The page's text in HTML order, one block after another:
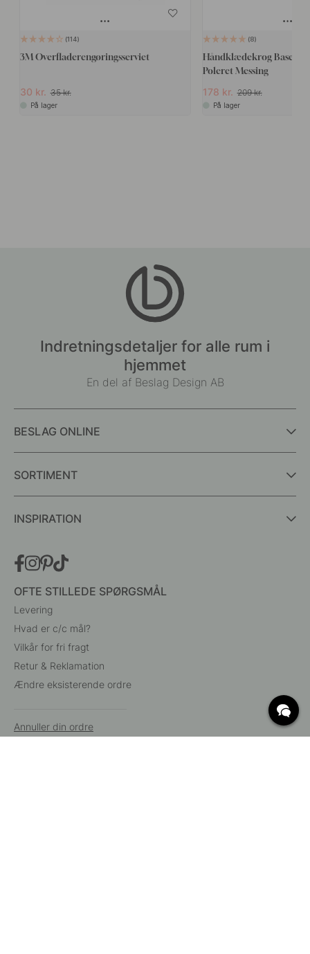
114
3M Overfladerengøringsserviet
30 kr. 35 kr.
På lager
8
Håndklædekrog Base 210
Poleret Messing
178 kr. 209 kr.
På lager
Indretningsdetaljer for alle rum i
hjemmet
En del af Beslag Design AB
BESLAG ONLINE
SORTIMENT
INSPIRATION
OFTE STILLEDE SPØRGSMÅL
Levering
Hvad er c/c mål?
Vilkår for fri fragt
Retur & Reklamation
Ændre eksisterende ordre
Annuller din ordre